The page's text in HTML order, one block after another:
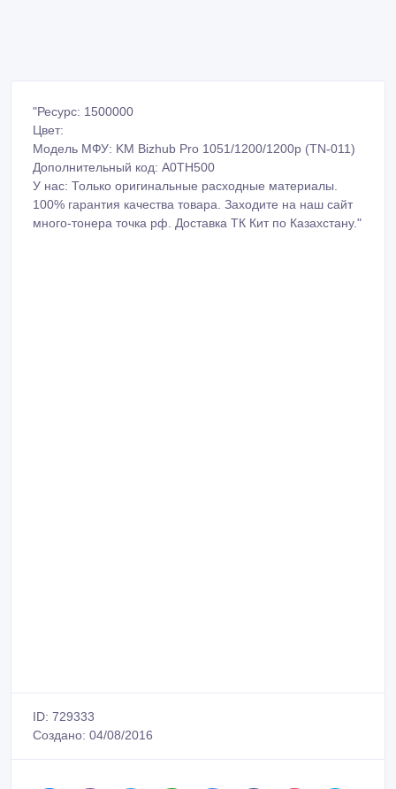
"Ресурс: 1500000
Цвет:
Модель МФУ: KM Bizhub Pro 1051/1200/1200p (TN-011)
Дополнительный код: A0TH500
У нас: Только оригинальные расходные материалы.
100% гарантия качества товара. Заходите на наш сайт
много-тонера точка рф. Доставка ТК Кит по Казахстану."
ID: 729333
Создано: 04/08/2016